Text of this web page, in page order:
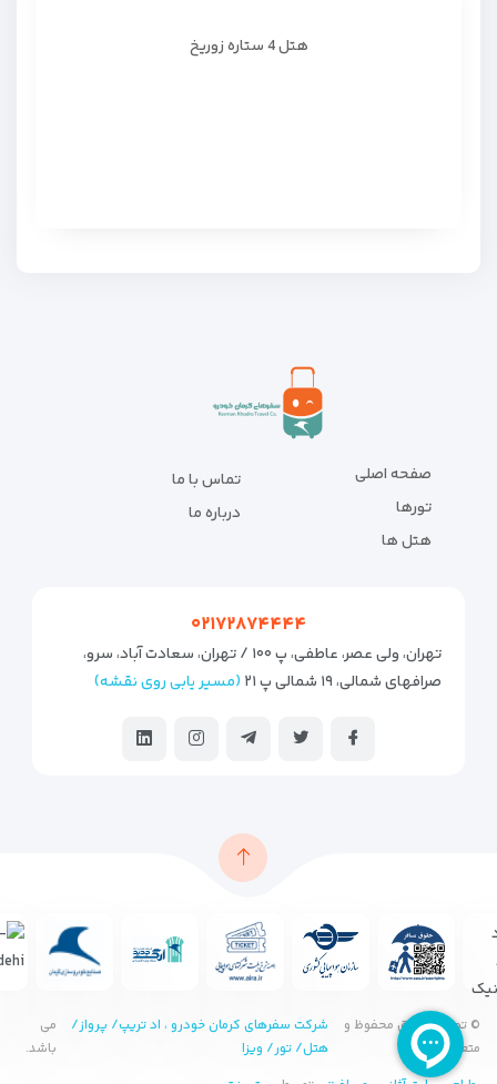
هتل 4 ستاره زوریخ
صفحه اصلی
تورها
هتل ها
تماس با ما
درباره ما
۰۲۱۷۲۸۷۴۴۴۴
تهران، ولی عصر، عاطفی، پ ۱۰۰ / تهران، سعادت آباد، سرو،
صرافهای شمالی، ۱۹ شمالی پ ۲۱
(مسیر یابی روی نقشه)
© تمامی حقوق محفوظ و
متعلق به
شرکت سفرهای کرمان خودرو ، اد تریپ/ پرواز/
هتل/ تور/ ویزا
می
باشد.